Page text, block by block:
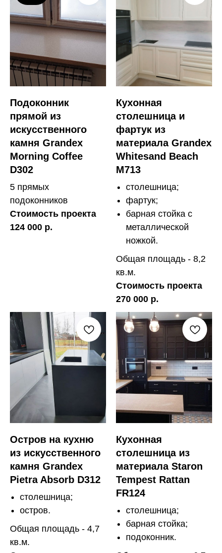
Подоконник
прямой из
искусственного
камня Grandex
Morning Coffee
D302
5 прямых
подоконников
Стоимость проекта
124 000 р.
Кухонная
столешница и
фартук из
материала Grandex
Whitesand Beach
M713
столешница;
фартук;
барная стойка с
металлической
ножкой.
Общая площадь - 8,2
кв.м.
Стоимость проекта
270 000 р.
Остров на кухню
из искусственного
камня Grandex
Pietra Absorb D312
столешница;
остров.
Общая площадь - 4,7
кв.м.
Кухонная
столешница из
материала Staron
Tempest Rattan
FR124
столешница;
барная стойка;
подоконник.